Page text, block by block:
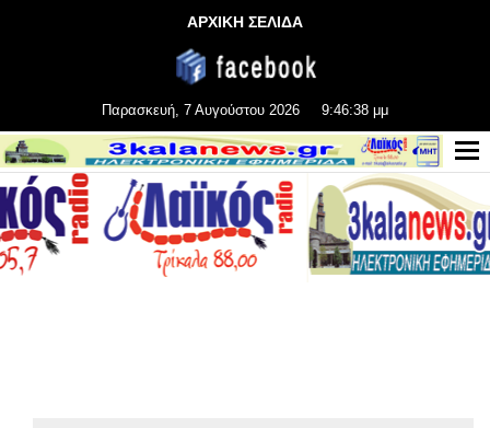
ΑΡΧΙΚΗ ΣΕΛΙΔΑ
Παρασκευή, 7 Αυγούστου 2026 9:46:38 μμ